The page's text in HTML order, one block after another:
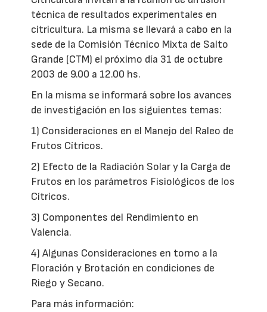
técnica de resultados experimentales en
citricultura. La misma se llevará a cabo en la
sede de la Comisión Técnico Mixta de Salto
Grande (CTM) el próximo día 31 de octubre
2003 de 9.00 a 12.00 hs.
En la misma se informará sobre los avances
de investigación en los siguientes temas:
1) Consideraciones en el Manejo del Raleo de
Frutos Cítricos.
2) Efecto de la Radiación Solar y la Carga de
Frutos en los parámetros Fisiológicos de los
Cítricos.
3) Componentes del Rendimiento en
Valencia.
4) Algunas Consideraciones en torno a la
Floración y Brotación en condiciones de
Riego y Secano.
Para más información: